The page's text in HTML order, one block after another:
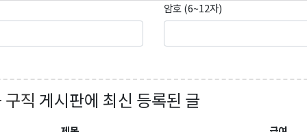
암호 (6~12자)
직 게시판에 최신 등록된 글
this form, you are consenting to receive KCR Media Group from: KCR Media Group, 23416